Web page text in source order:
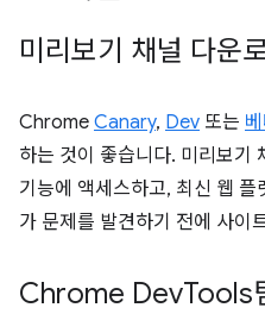
미리보기 채널 다운
Chrome Canary, Dev 또는
하는 것이 좋습니다. 미리보기
기능에 액세스하고, 최신 웹
가 문제를 발견하기 전에 사이
Chrome DevTools